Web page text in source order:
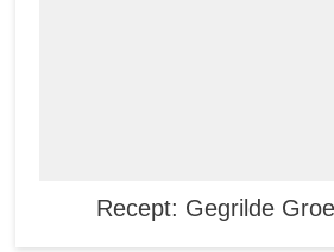
Recept: Gegrilde